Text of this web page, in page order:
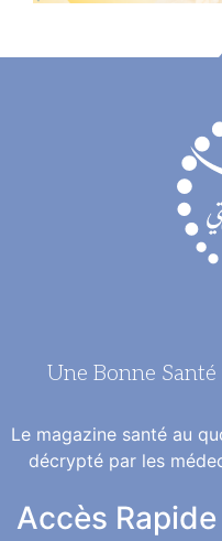
Une Bonne
Le magazine santé au
décrypté par les
Accès Rapide